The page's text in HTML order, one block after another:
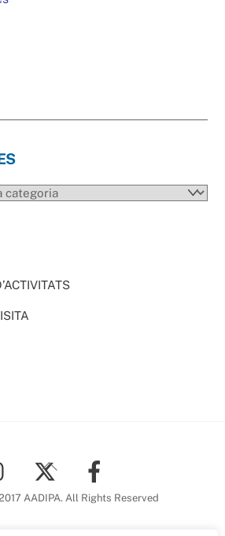
To
Top
AADIPA. All Rights Reserved